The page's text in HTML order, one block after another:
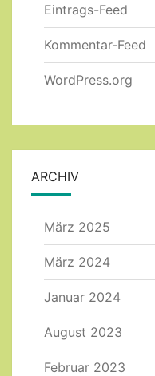
Eintrags-Feed
Kommentar-Feed
WordPress.org
ARCHIV
März 2025
März 2024
Januar 2024
August 2023
Februar 2023